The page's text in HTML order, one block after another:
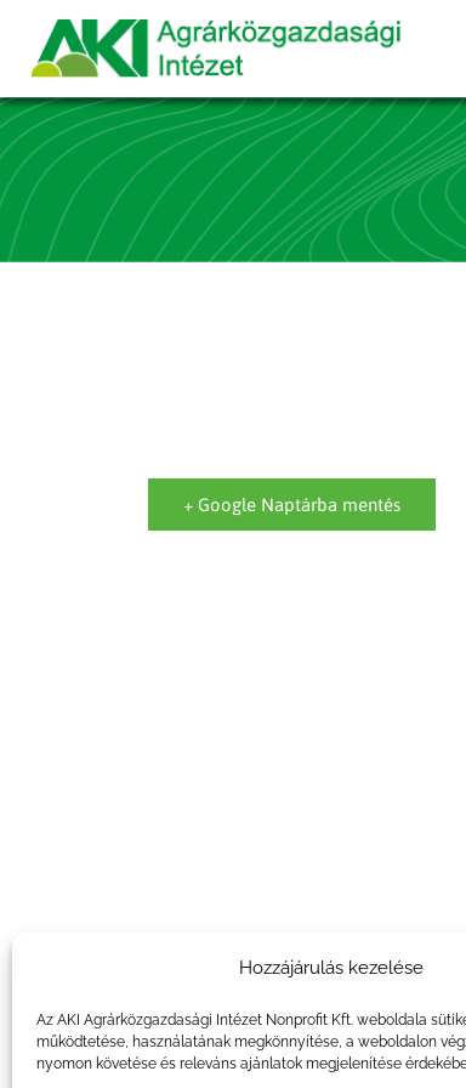
Hozzájárulás kezelése
Az AKI Agrárközgazdasági Intézet Nonprofit Kft. weboldala
működtetése, használatának megkönnyítése, a weboldalon
nyomon követése és releváns ajánlatok megjelenítése
+ Google Naptárba mentés